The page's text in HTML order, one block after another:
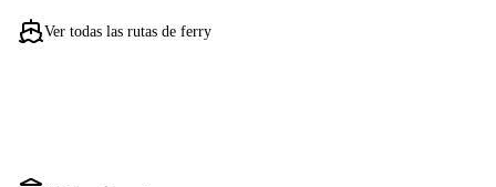
Ver todas las rutas de ferry